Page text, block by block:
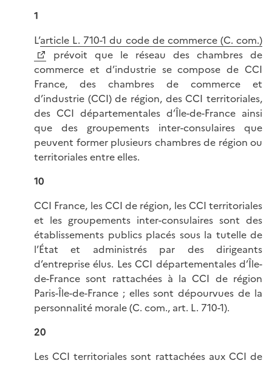
1
L’article L. 710-1 du code de commerce (C. com.)
prévoit que le réseau des chambres de
commerce et d’industrie se compose de CCI
France, des chambres de commerce et
d’industrie (CCI) de région, des CCI territoriales,
des CCI départementales d’Île-de-France ainsi
que des groupements inter-consulaires que
peuvent former plusieurs chambres de région ou
territoriales entre elles.
10
CCI France, les CCI de région, les CCI territoriales
et les groupements inter-consulaires sont des
établissements publics placés sous la tutelle de
l’État et administrés par des dirigeants
d’entreprise élus. Les CCI départementales d’Île-
de-France sont rattachées à la CCI de région
Paris-Île-de-France ; elles sont dépourvues de la
personnalité morale (C. com., art. L. 710-1).
20
Les CCI territoriales sont rattachées aux CCI de